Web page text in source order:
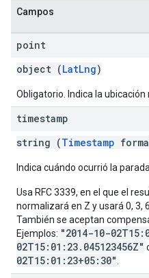
Campos
point
object (LatLng)
Obligatorio. Indica la ubicación
timestamp
string (Timestamp
Indica cuándo ocurrió la parada.
Usa RFC 3339, en el que el
normalizará en Z y usará 0, 3,
También se aceptan
Ejemplos: "2014-10-
02T15:01:23.045123456Z"
02T15:01:23+05:30"